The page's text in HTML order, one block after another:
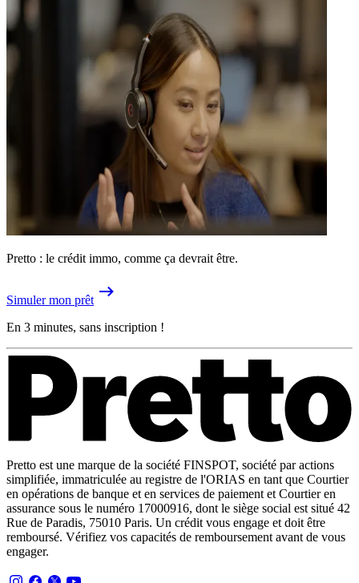
Pretto : le crédit immo, comme ça devrait être.
Simuler mon prêt
En 3 minutes, sans inscription !
Pretto est une marque de la société FINSPOT, société par actions
simplifiée, immatriculée au registre de l'ORIAS en tant que Courtier
en opérations de banque et en services de paiement et Courtier en
assurance sous le numéro 17000916, dont le siège social est situé 42
Rue de Paradis, 75010 Paris. Un crédit vous engage et doit être
remboursé. Vérifiez vos capacités de remboursement avant de vous
engager.